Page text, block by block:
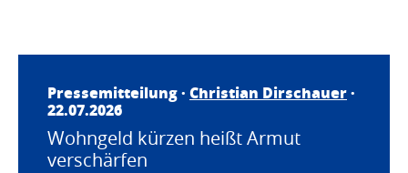
Pressemitteilung · Christian Dirschauer·
22.07.2026
Wohngeld kürzen heißt Armut
verschärfen